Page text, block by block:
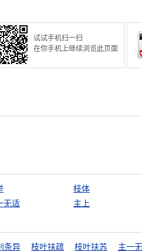
试试手机扫一扫
在你手机上继续浏览此页面
枝体
无适 主上
条异 枝叶扶疏 枝叶扶苏 主一